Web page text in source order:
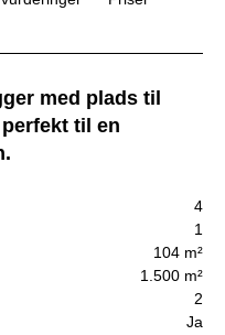
med plads til
til en
4
1
104 m²
1.500 m²
2
Ja